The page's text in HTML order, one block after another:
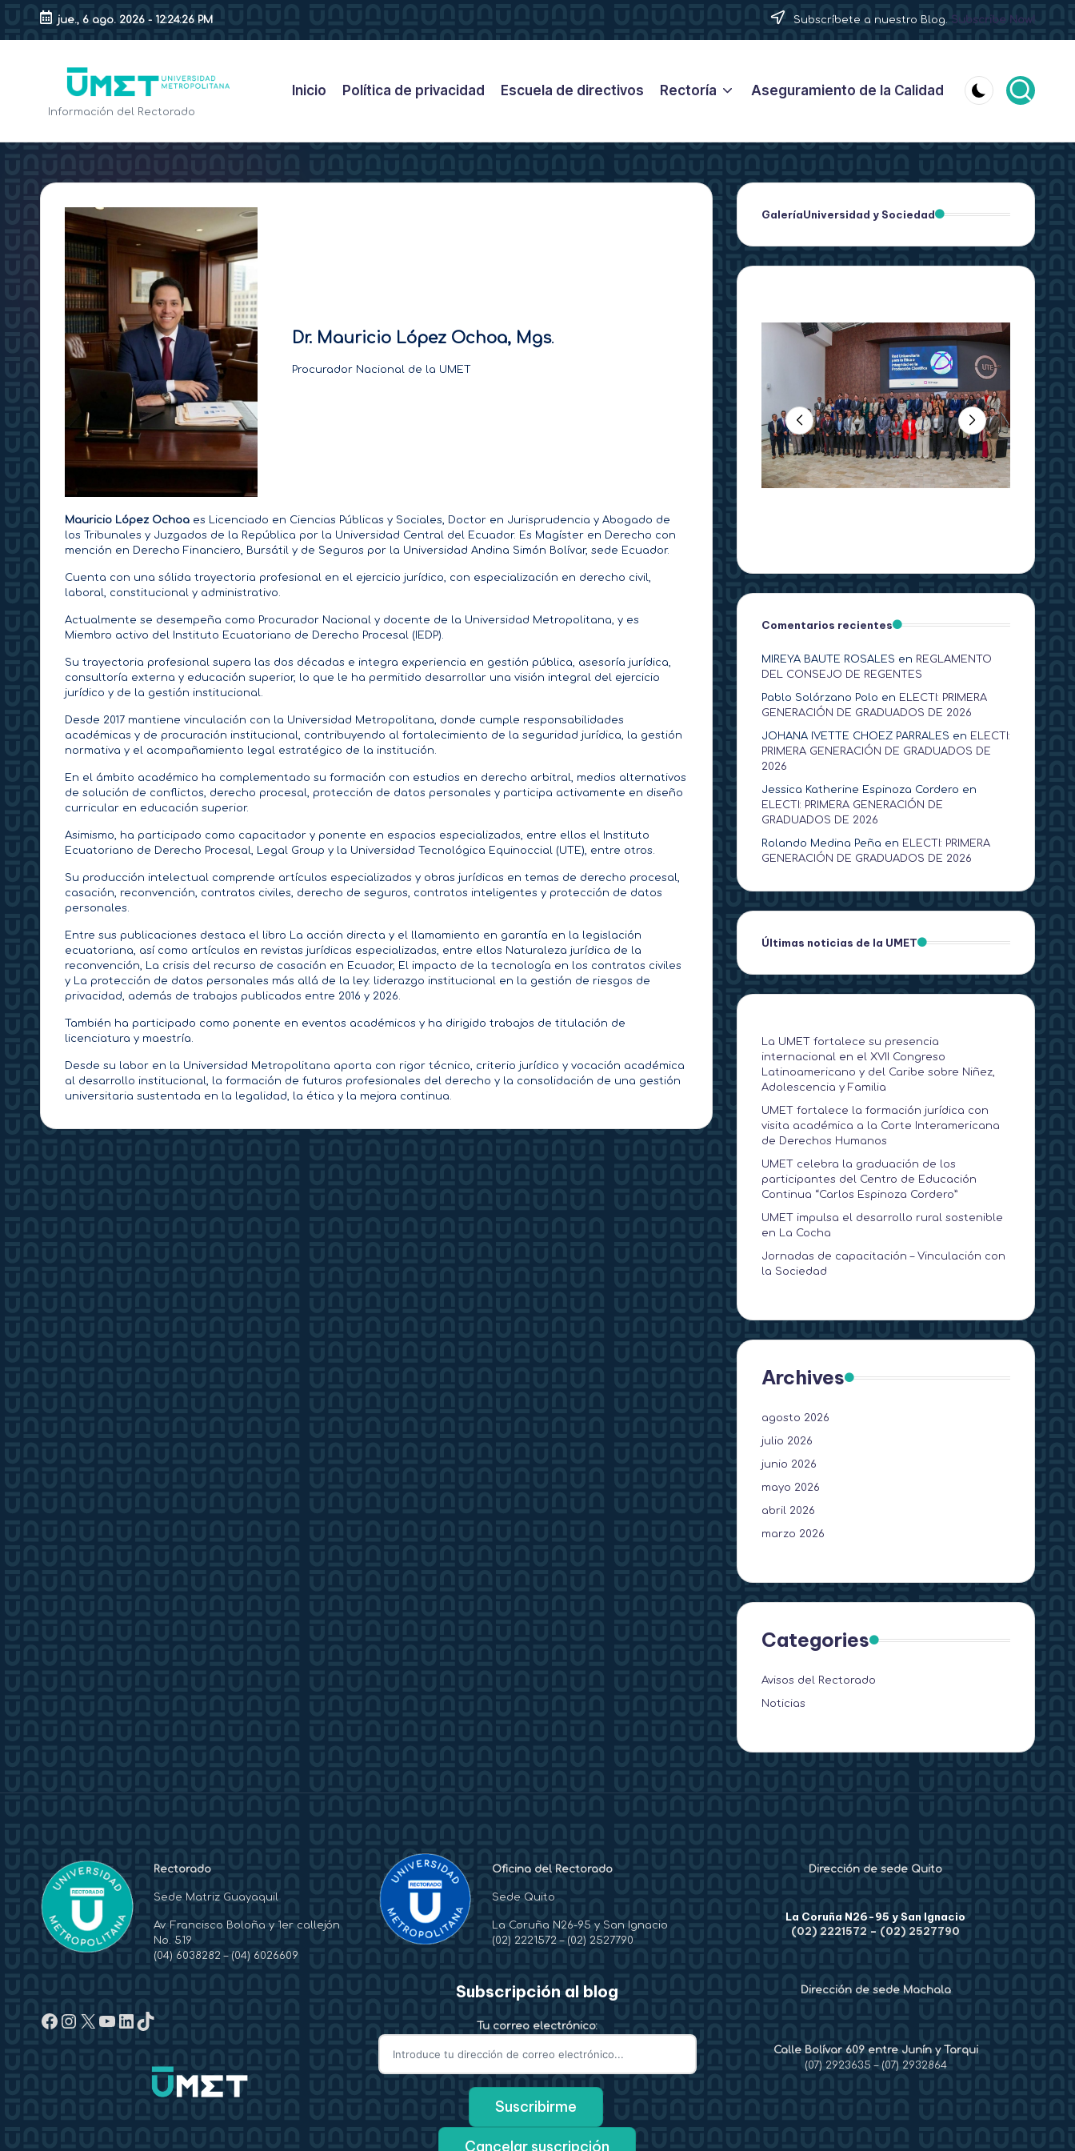
Saltar
jue., 6 ago. 2026 - 12:24:27 PM Subscríbete a nuestro Blog. Subscribe Now!
B
l
o
Información del Rectorado
Inicio Política de privacidad Escuela de directivos Rectoría Aseguramiento de la Calidad
Dr. Mauricio López Ochoa, Mgs.
Procurador Nacional de la UMET
Mauricio López Ochoa es Licenciado en Ciencias Públicas y Sociales, Doctor en Jurisprudencia y Abogado de
los Tribunales y Juzgados de la República por la Universidad Central del Ecuador. Es Magíster en Derecho con
mención en Derecho Financiero, Bursátil y de Seguros por la Universidad Andina Simón Bolívar, sede Ecuador.
Cuenta con una sólida trayectoria profesional en el ejercicio jurídico, con especialización en derecho civil,
laboral, constitucional y administrativo.
Actualmente se desempeña como Procurador Nacional y docente de la Universidad Metropolitana, y es
Miembro activo del Instituto Ecuatoriano de Derecho Procesal (IEDP).
Su trayectoria profesional supera las dos décadas e integra experiencia en gestión pública, asesoría jurídica,
consultoría externa y educación superior, lo que le ha permitido desarrollar una visión integral del ejercicio
jurídico y de la gestión institucional.
Desde 2017 mantiene vinculación con la Universidad Metropolitana, donde cumple responsabilidades
académicas y de procuración institucional, contribuyendo al fortalecimiento de la seguridad jurídica, la gestión
normativa y el acompañamiento legal estratégico de la institución.
En el ámbito académico ha complementado su formación con estudios en derecho arbitral, medios alternativos
de solución de conflictos, derecho procesal, protección de datos personales y participa activamente en diseño
curricular en educación superior.
Asimismo, ha participado como capacitador y ponente en espacios especializados, entre ellos el Instituto
Ecuatoriano de Derecho Procesal, Legal Group y la Universidad Tecnológica Equinoccial (UTE), entre otros.
Su producción intelectual comprende artículos especializados y obras jurídicas en temas de derecho procesal,
casación, reconvención, contratos civiles, derecho de seguros, contratos inteligentes y protección de datos
personales.
Entre sus publicaciones destaca el libro La acción directa y el llamamiento en garantía en la legislación
ecuatoriana, así como artículos en revistas jurídicas especializadas, entre ellos Naturaleza jurídica de la
reconvención, La crisis del recurso de casación en Ecuador, El impacto de la tecnología en los contratos civiles
y La protección de datos personales más allá de la ley: liderazgo institucional en la gestión de riesgos de
privacidad, además de trabajos publicados entre 2016 y 2026.
También ha participado como ponente en eventos académicos y ha dirigido trabajos de titulación de
licenciatura y maestría.
Desde su labor en la Universidad Metropolitana aporta con rigor técnico, criterio jurídico y vocación académica
al desarrollo institucional, la formación de futuros profesionales del derecho y la consolidación de una gestión
universitaria sustentada en la legalidad, la ética y la mejora continua.
GaleríaUniversidad y Sociedad
Comentarios recientes
MIREYA BAUTE ROSALES en REGLAMENTO
DEL CONSEJO DE REGENTES
Pablo Solórzano Polo en ELECTI: PRIMERA
GENERACIÓN DE GRADUADOS DE 2026
JOHANA IVETTE CHOEZ PARRALES en ELECTI:
PRIMERA GENERACIÓN DE GRADUADOS DE
2026
Jessica Katherine Espinoza Cordero en
ELECTI: PRIMERA GENERACIÓN DE
GRADUADOS DE 2026
Rolando Medina Peña en ELECTI: PRIMERA
GENERACIÓN DE GRADUADOS DE 2026
Últimas noticias de la UMET
La UMET fortalece su presencia
internacional en el XVII Congreso
Latinoamericano y del Caribe sobre Niñez,
Adolescencia y Familia
UMET fortalece la formación jurídica con
visita académica a la Corte Interamericana
de Derechos Humanos
UMET celebra la graduación de los
participantes del Centro de Educación
Continua “Carlos Espinoza Cordero”
UMET impulsa el desarrollo rural sostenible
en La Cocha
Jornadas de capacitación – Vinculación con
la Sociedad
Archives
agosto 2026
julio 2026
junio 2026
mayo 2026
abril 2026
marzo 2026
Categories
Avisos del Rectorado
Noticias
Rectorado
Sede Matriz Guayaquil
Av. Francisco Boloña y 1er callejón
No. 519
(04) 6038282 – (04) 6026609
Facebook
Instagram
X YouTube
LinkedIn
TikTok
Oficina del Rectorado
Sede Quito
La Coruña N26-95 y San Ignacio
(02) 2221572– (02) 2527790
Subscripción al blog
Tu correo electrónico:
Dirección de sede Quito
La Coruña N26-95 y San Ignacio
(02) 2221572 – (02) 2527790
Dirección de sede Machala
Calle Bolívar 609 entre Junín y Tarqui
(07) 2923635 – (07) 2932864